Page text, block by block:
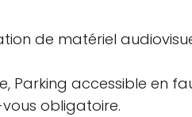
de matériel
Parking accessible en
obligatoire.